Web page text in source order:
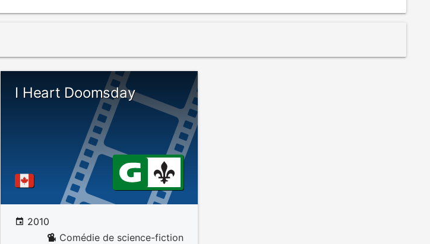
I Heart Doomsday
2010
Comédie de science-fiction